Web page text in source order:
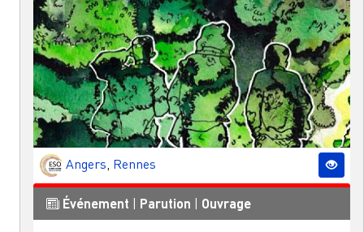
Angers Rennes
Événement Parution Ouvrage